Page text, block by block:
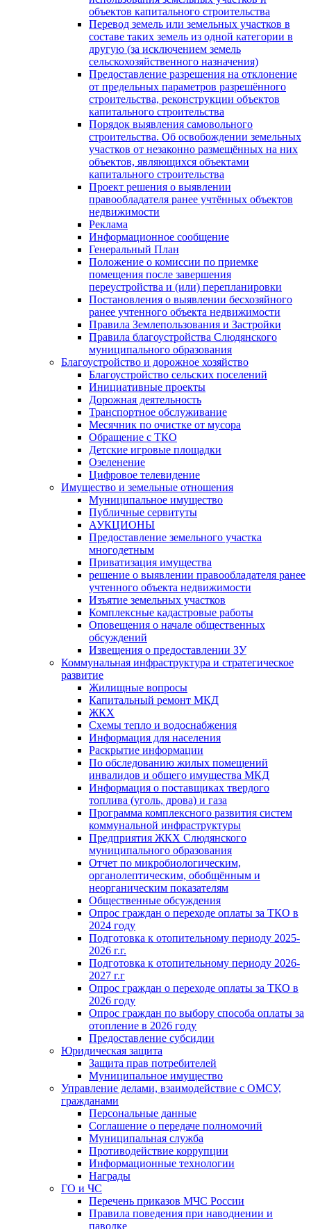
объектов капитального строительства
Перевод земель или земельных участков в
составе таких земель из одной категории в
другую (за исключением земель
сельскохозяйственного назначения)
Предоставление разрешения на отклонение
от предельных параметров разрешённого
строительства, реконструкции объектов
капитального строительства
Порядок выявления самовольного
строительства. Об освобождении земельных
участков от незаконно размещённых на них
объектов, являющихся объектами
капитального строительства
Проект решения о выявлении
правообладателя ранее учтённых объектов
недвижимости
Реклама
Информационное сообщение
Генеральный План
Положение о комиссии по приемке
помещения после завершения
переустройства и (или) перепланировки
Постановления о выявлении бесхозяйного
ранее учтенного объекта недвижимости
Правила Землепользования и Застройки
Правила благоустройства Слюдянского
муниципального образования
Благоустройство и дорожное хозяйство
Благоустройство сельских поселений
Инициативные проекты
Дорожная деятельность
Транспортное обслуживание
Месячник по очистке от мусора
Обращение с ТКО
Детские игровые площадки
Озеленение
Цифровое телевидение
Имущество и земельные отношения
Муниципальное имущество
Публичные сервитуты
АУКЦИОНЫ
Предоставление земельного участка
многодетным
Приватизация имущества
решение о выявлении правообладателя ранее
учтенного объекта недвижимости
Изъятие земельных участков
Комплексные кадастровые работы
Оповещения о начале общественных
обсуждений
Извещения о предоставлении ЗУ
Коммунальная инфраструктура и стратегическое
развитие
Жилищные вопросы
Капитальный ремонт МКД
ЖКХ
Схемы тепло и водоснабжения
Информация для населения
Раскрытие информации
По обследованию жилых помещений
инвалидов и общего имущества МКД
Информация о поставщиках твердого
топлива (уголь, дрова) и газа
Программа комплексного развития систем
коммунальной инфраструктуры
Предприятия ЖКХ Слюдянского
муниципального образования
Отчет по микробиологическим,
органолептическим, обобщённым и
неорганическим показателям
Общественные обсуждения
Опрос граждан о переходе оплаты за ТКО в
2024 году
Подготовка к отопительному периоду 2025-
2026 г.г.
Подготовка к отопительному периоду 2026-
2027 г.г
Опрос граждан о переходе оплаты за ТКО в
2026 году
Опрос граждан по выбору способа оплаты за
отопление в 2026 году
Предоставление субсидии
Юридическая защита
Защита прав потребителей
Муниципальное имущество
Управление делами, взаимодействие с ОМСУ,
гражданами
Персональные данные
Соглашение о передаче полномочий
Муниципальная служба
Противодействие коррупции
Информационные технологии
Награды
ГО и ЧС
Перечень приказов МЧС России
Правила поведения при наводнении и
паводке